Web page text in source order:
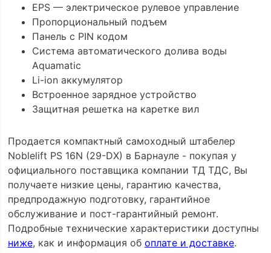
EPS — электрическое рулевое управление
Пропорциональный подъем
Панель с PIN кодом
Система автоматического долива воды
Aquamatic
Li-ion аккумулятор
Встроенное зарядное устройство
Защитная решетка на каретке вил
Продается компактный самоходный штабелер
Noblelift PS 16N (29-DX) в Барнауле - покупая у
официального поставщика компании ТД ТДС, Вы
получаете низкие цены, гарантию качества,
предпродажную подготовку, гарантийное
обслуживание и пост-гарантийный ремонт.
Подробные технические характеристики доступны
ниже, как и информация об оплате и доставке.